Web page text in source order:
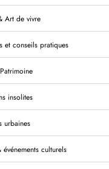
Art de vivre
et conseils pratiques
insolites
urbaines
événements culturels